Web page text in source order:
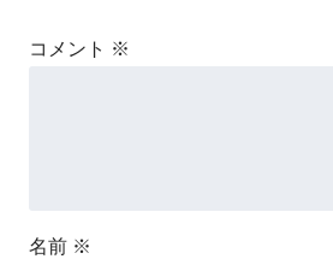
コメント ※
名前 ※